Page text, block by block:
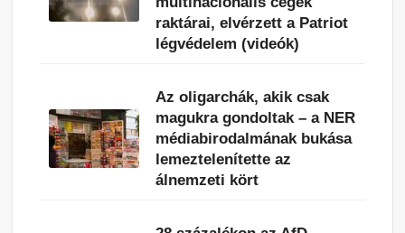
raktárai, elvérzett a Patriot
légvédelem (videók)
Az oligarchák, akik csak
magukra gondoltak – a NER
médiabirodalmának bukása
lemeztelenítette az
álnemzeti kört